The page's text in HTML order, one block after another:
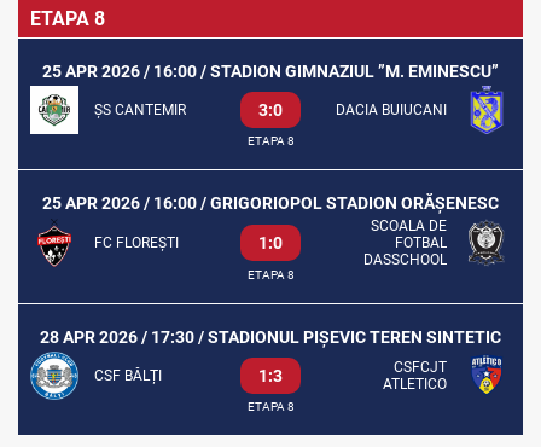
ETAPA 8
25 APR 2026 / 16:00 / STADION GIMNAZIUL ”M. EMINESCU”
ȘS CANTEMIR 3:0 DACIA BUIUCANI
ETAPA 8
25 APR 2026 / 16:00 / GRIGORIOPOL STADION ORĂȘENESC
FC FLOREȘTI 1:0
SCOALA DE
FOTBAL
DASSCHOOL
ETAPA 8
28 APR 2026 / 17:30 / STADIONUL PIȘEVIC TEREN SINTETIC
CSF BĂLȚI 1:3
CSFCJT
ATLETICO
ETAPA 8